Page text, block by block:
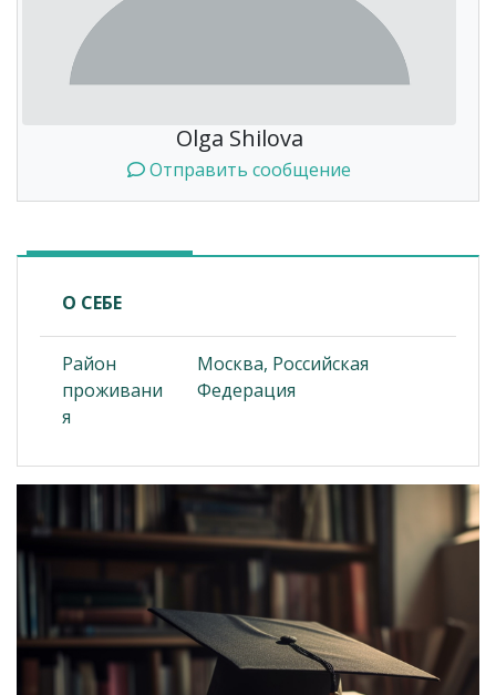
Olga Shilova
Отправить сообщение
О СЕБЕ
Район
проживани
я
Москва, Российская
Федерация